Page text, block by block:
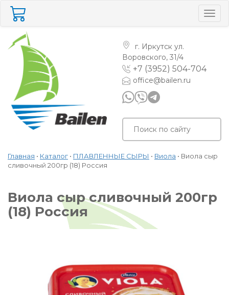
г. Иркутск ул.
Воровского, 31/4
+7 (3952) 504-704
office@bailen.ru
Главная • Каталог • ПЛАВЛЕННЫЕ СЫРЫ • Виола • Виола сыр
сливочный 200гр (18) Россия
Виола сыр сливочный 200гр
(18) Россия